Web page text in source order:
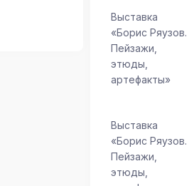
Выставка
«Борис Ряузов.
Пейзажи,
этюды,
артефакты»
Выставка
«Борис Ряузов.
Пейзажи,
этюды,